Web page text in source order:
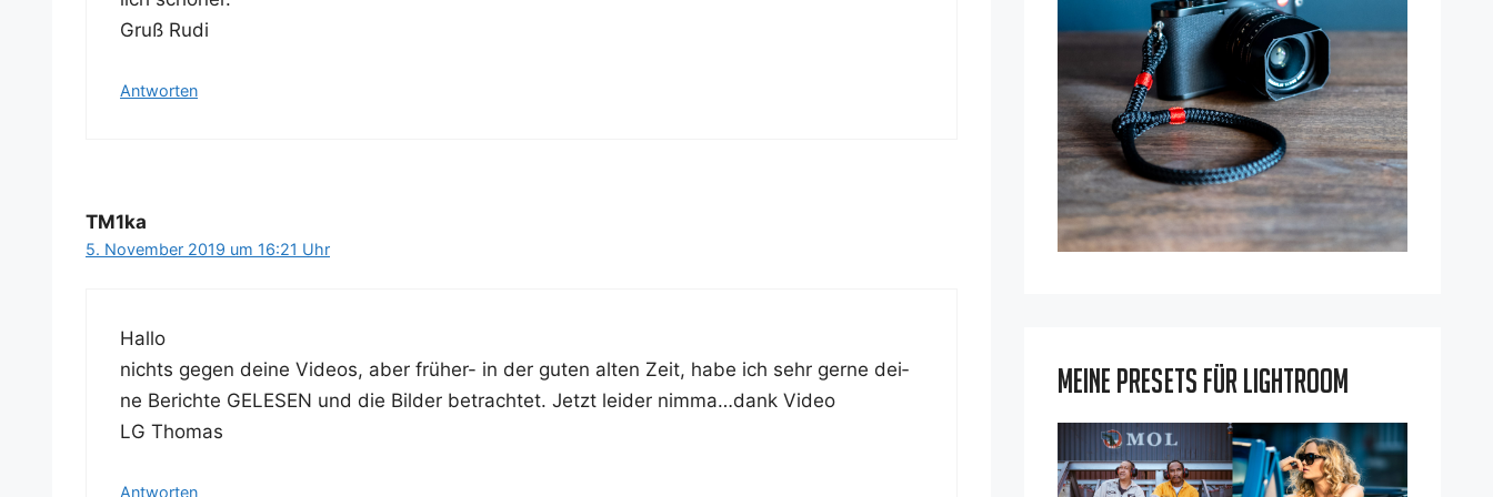
Gruß Rudi
Antworten
TM1ka
5. November 2019 um 16:21 Uhr
Hal­lo
nichts gegen dei­ne Vide­os, aber frü­her- in der guten alten Zeit, habe ich sehr ger­ne dei­
ne Berich­te GELESEN und die Bil­der betrach­tet. Jetzt lei­der nimma…dank Video
LG Thomas
Antworten
Meine Presets für Lightroom